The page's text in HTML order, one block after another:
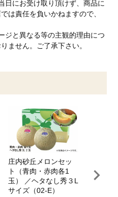
日にお受け取り頂けず、商品に
は責任を負いかねますので、
ジと異なる等の主観的理由につ
ません。ご了承下さい。
庄内砂丘メロンセッ
ト（青肉・赤肉各1
玉） ／ヘタなし秀３L
サイズ（02-E）
【訳あ